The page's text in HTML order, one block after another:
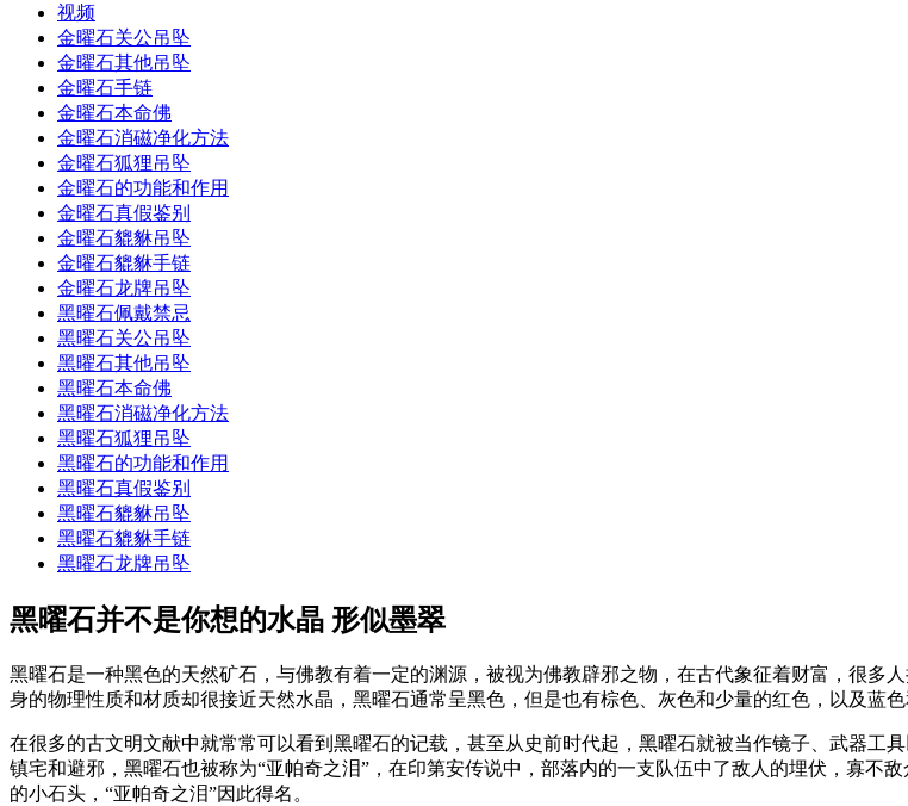
视频
金曜石关公吊坠
金曜石其他吊坠
金曜石手链
金曜石本命佛
金曜石消磁净化方法
金曜石狐狸吊坠
金曜石的功能和作用
金曜石真假鉴别
金曜石貔貅吊坠
金曜石貔貅手链
金曜石龙牌吊坠
黑曜石佩戴禁忌
黑曜石关公吊坠
黑曜石其他吊坠
黑曜石本命佛
黑曜石消磁净化方法
黑曜石狐狸吊坠
黑曜石的功能和作用
黑曜石真假鉴别
黑曜石貔貅吊坠
黑曜石貔貅手链
黑曜石龙牌吊坠
黑曜石并不是你想的水晶 形似墨翠
黑曜石是一种黑色的天然矿石，与佛教有着一定的渊源，被视为佛教辟邪之物，在古代象征着财富，很多
身的物理性质和材质却很接近天然水晶，黑曜石通常呈黑色，但是也有棕色、灰色和少量的红色，以及蓝色
在很多的古文明文献中就常常可以看到黑曜石的记载，甚至从史前时代起，黑曜石就被当作镜子、武器工
镇宅和避邪，黑曜石也被称为“亚帕奇之泪”，在印第安传说中，部落内的一支队伍中了敌人的埋伏，寡不
的小石头，“亚帕奇之泪”因此得名。